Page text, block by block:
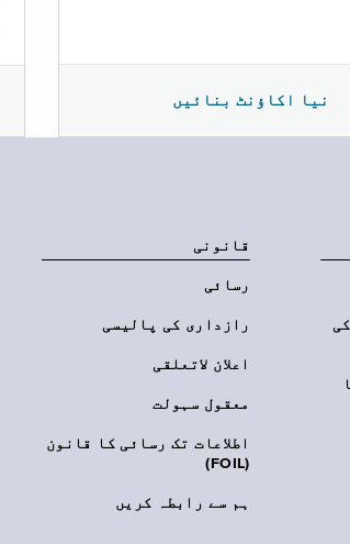
نیا اکاؤنٹ بنائیں
قانونی
رسائی
رازداری کی پالیسی
اعلان لاتعلقی
معقول سہولت
اطلاعات تک رسائی کا قانون
(FOIL)
ہم سے رابطہ کریں